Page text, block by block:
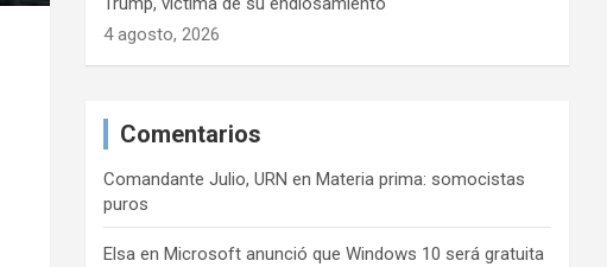
4 agosto, 2026
Comentarios
Comandante Julio, URN en Materia prima: somocistas
puros
Elsa en Microsoft anunció que Windows 10 será gratuita